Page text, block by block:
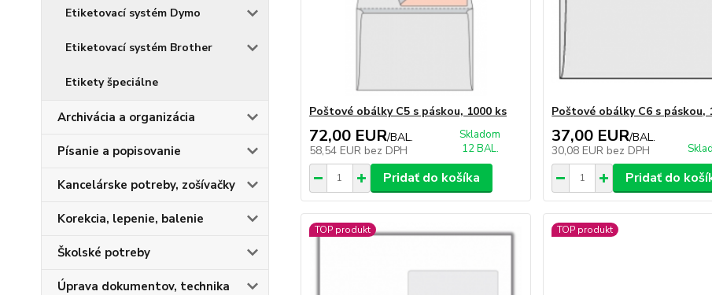
Etiketovací systém Dymo
Etiketovací systém Brother
Etikety špeciálne
Archivácia a organizácia
Písanie a popisovanie
Kancelárske potreby, zošívačky
Korekcia, lepenie, balenie
Školské potreby
Úprava dokumentov, technika
Poštové obálky C5 s páskou, 1000 ks
72,00 EUR/BAL.
58,54 EUR bez DPH
Skladom
12 BAL.
Pridať do košíka
Poštové obálky C6 s páskou,
37,00 EUR/BAL.
30,08 EUR bez DPH
Pridať do
TOP produkt TOP produkt